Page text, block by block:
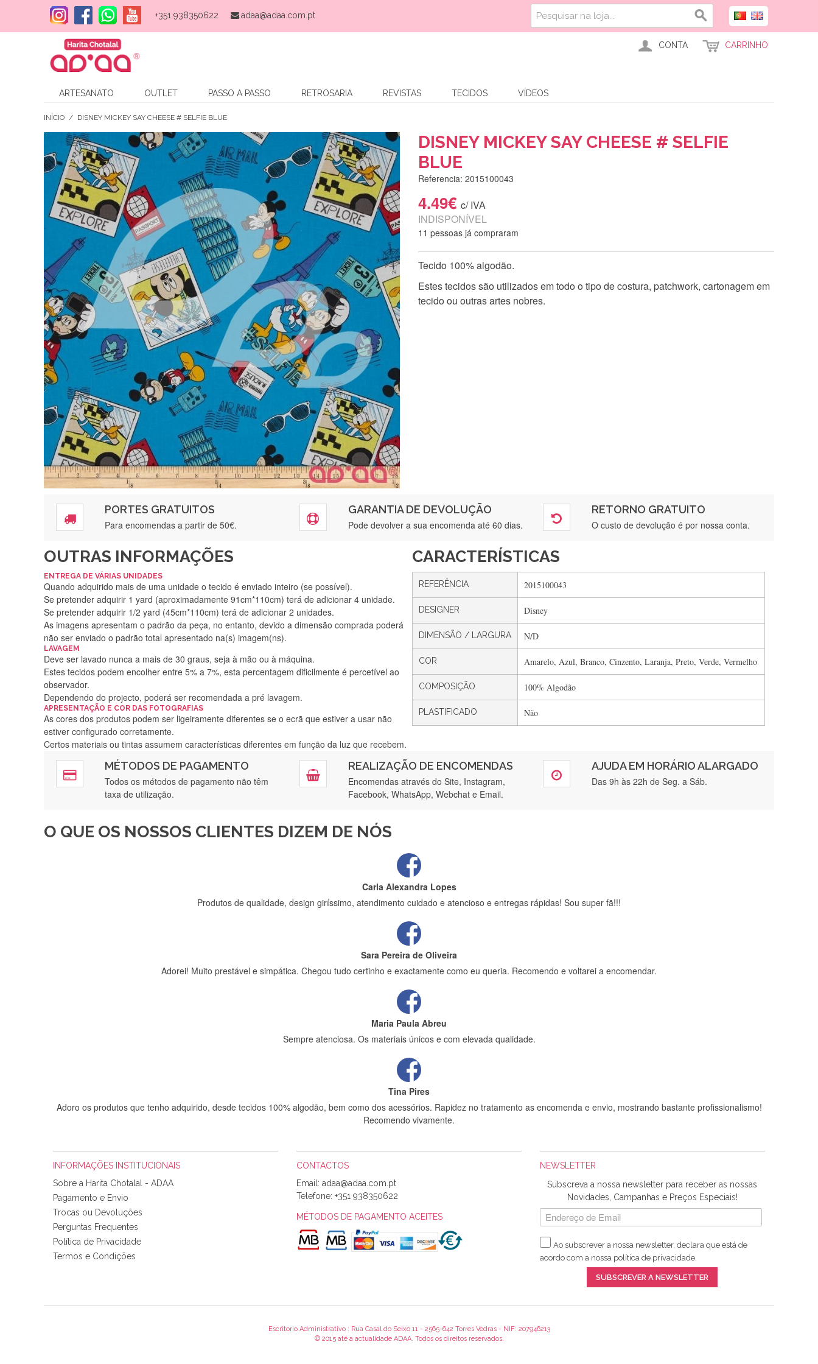
+351 938350622 adaa@adaa.com.pt
CONTA CARRINHO
ARTESANATO OUTLET PASSO A PASSO RETROSARIA REVISTAS TECIDOS VÍDEOS
INÍCIO / DISNEY MICKEY SAY CHEESE # SELFIE BLUE
DISNEY MICKEY SAY CHEESE # SELFIE
BLUE
Referencia: 2015100043
4.49€ c/ IVA
INDISPONÍVEL
11 pessoas já compraram
Tecido 100% algodão.
Estes tecidos são utilizados em todo o tipo de costura, patchwork, cartonagem em
tecido ou outras artes nobres.
PORTES GRATUITOS
Para encomendas a partir de 50€.
GARANTIA DE DEVOLUÇÃO
Pode devolver a sua encomenda até 60 dias.
RETORNO GRATUITO
O custo de devolução é por nossa conta.
OUTRAS INFORMAÇÕES
ENTREGA DE VÁRIAS UNIDADES
Quando adquirido mais de uma unidade o tecido é enviado inteiro (se possível).
Se pretender adquirir 1 yard (aproximadamente 91cm*110cm) terá de adicionar 4 unidade.
Se pretender adquirir 1/2 yard (45cm*110cm) terá de adicionar 2 unidades.
As imagens apresentam o padrão da peça, no entanto, devido a dimensão comprada poderá
não ser enviado o padrão total apresentado na(s) imagem(ns).
LAVAGEM
Deve ser lavado nunca a mais de 30 graus, seja à mão ou à máquina.
Estes tecidos podem encolher entre 5% a 7%, esta percentagem dificilmente é percetível ao
observador.
Dependendo do projecto, poderá ser recomendada a pré lavagem.
APRESENTAÇÃO E COR DAS FOTOGRAFIAS
As cores dos produtos podem ser ligeiramente diferentes se o ecrã que estiver a usar não
estiver configurado corretamente.
Certos materiais ou tintas assumem características diferentes em função da luz que recebem.
CARACTERÍSTICAS
REFERÊNCIA 2015100043
DESIGNER Disney
DIMENSÃO / LARGURA N/D
COR Amarelo, Azul, Branco, Cinzento, Laranja, Preto, Verde, Vermelho
COMPOSIÇÃO 100% Algodão
PLASTIFICADO Não
MÉTODOS DE PAGAMENTO
Todos os métodos de pagamento não têm
taxa de utilização.
REALIZAÇÃO DE ENCOMENDAS
Encomendas através do Site, Instagram,
Facebook, WhatsApp, Webchat e Email.
AJUDA EM HORÁRIO ALARGADO
Das 9h às 22h de Seg. a Sáb.
O QUE OS NOSSOS CLIENTES DIZEM DE NÓS
Silvia Lopes
Encomenda direitinha. Rapidez e segurança. Volto a encomendar.
Silvia André
Gostei ,Serviço bastante rápido. recomendo
Filipa Freire
Rápido, atendimento 5*. Hoje chegará a segunda encomenda feita de muitas certamente❤️
Recebi a minha encomenda, rápida entrega e vinha muito bem protegida para o transporte, muito obrigada , serviço 5 estrelas
Carla Alexandra Lopes
Produtos de qualidade, design giríssimo, atendimento cuidado e atencioso e entregas rápidas! Sou super fã!!!
Sara Pereira de Oliveira
Adorei! Muito prestável e simpática. Chegou tudo certinho e exactamente como eu queria. Recomendo e voltarei a encomendar.
Maria Paula Abreu
Sempre atenciosa. Os materiais únicos e com elevada qualidade.
Tina Pires
Adoro os produtos que tenho adquirido, desde tecidos 100% algodão, bem como dos acessórios. Rapidez no tratamento as encomenda e envio, mostrando bastante profissionalismo!
Recomendo vivamente.
Sílvia Maria Bernardino Mestre
Informo que recebi hoje a encomenda, gostei muito dos tecidos.
Rosa Medeiros
Tudo chegou em condições, pois os produtos vieram muito bem acondicionados. Estou plenamente satisfeita com os produtos adquiridos. Relativamente à bolsa, tem um tecido com um
padrão e cores muito bonitas e a execução está perfeitíssima. Futuramente penso voltar a comprar na vossa loja, têm excelentes artigos a um preço muito justo. A expedição da
Alexandra Morais
INFORMAÇÕES INSTITUCIONAIS
Sobre a Harita Chotalal - ADAA
Pagamento e Envio
Trocas ou Devoluções
Perguntas Frequentes
Política de Privacidade
Termos e Condições
CONTACTOS
Email:
Telefone: +351 938350622
MÉTODOS DE PAGAMENTO ACEITES
NEWSLETTER
Subscreva a nossa newsletter para receber as nossas
Novidades, Campanhas e Preços Especiais!
Ao subscrever a nossa newsletter, declara que está de
acordo com a nossa política de privacidade.
SUBSCREVER A NEWSLETTER
Escritorio Administrativo : Rua Casal do Seixo 11 - 2565-642 Torres Vedras - NIF: 207946213
© 2015 até a actualidade ADAA. Todos os direitos reservados.